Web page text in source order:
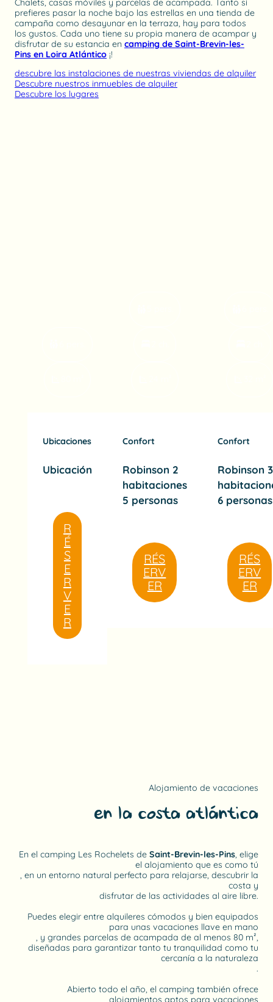
Chalets, casas móviles y parcelas de acampada. Tanto si
prefieres pasar la noche bajo las estrellas en una tienda de
campaña como desayunar en la terraza, hay para todos
los gustos. Cada uno tiene su propia manera de acampar y
disfrutar de su estancia en camping de Saint-Brevin-les-
Pins en Loira Atlántico ¡!
descubre las instalaciones de nuestras viviendas de alquiler
Descubre nuestros inmuebles de alquiler
Descubre los lugares
Ubicaciones
Ubicación
R
É
S
E
R
V
E
R
Confort
Robinson 2
habitaciones
5 personas
RÉS
ERV
ER
Confort
Robinson 3
6 personas
RÉS
ERV
ER
Alojamiento de vacaciones
en la costa atlántica
En el camping Les Rochelets de Saint-Brevin-les-Pins, elige
el alojamiento que es como tú
, en un entorno natural perfecto para relajarse, descubrir la
costa y
disfrutar de las actividades al aire libre.
Puedes elegir entre alquileres cómodos y bien equipados
para unas vacaciones llave en mano
, y grandes parcelas de acampada de al menos 80 m²,
diseñadas para garantizar tanto tu tranquilidad como tu
cercanía a la naturaleza
.
Abierto todo el año, el camping también ofrece
alojamientos aptos para vacaciones